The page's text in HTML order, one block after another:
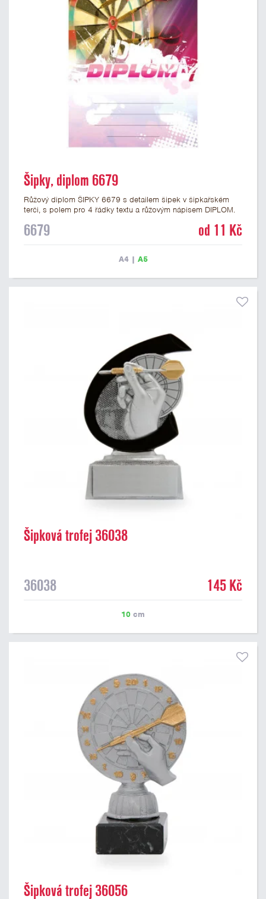
Šipky, diplom 6679
Růžový diplom ŠIPKY 6679 s detailem šipek v šipkařském
terči, s polem pro 4 řádky textu a růžovým nápisem DIPLOM.
diplom s motivem šipek má gramáž 250 g/m2.
6679 od 11 Kč
A4| A5
Šipková trofej 36038
36038 145 Kč
10 cm
Šipková trofej 36056